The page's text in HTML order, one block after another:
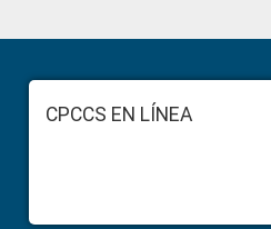
Sidebar
FooterCPCCS EN LÍNEA